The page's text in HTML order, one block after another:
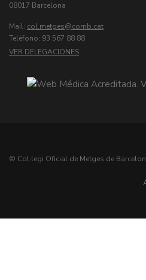
08017 Barcelona
Mail: col.metges
Telèfono: 93 567 88 88
VER DELEGACIONES
© Col·legi Oficial de Metges de